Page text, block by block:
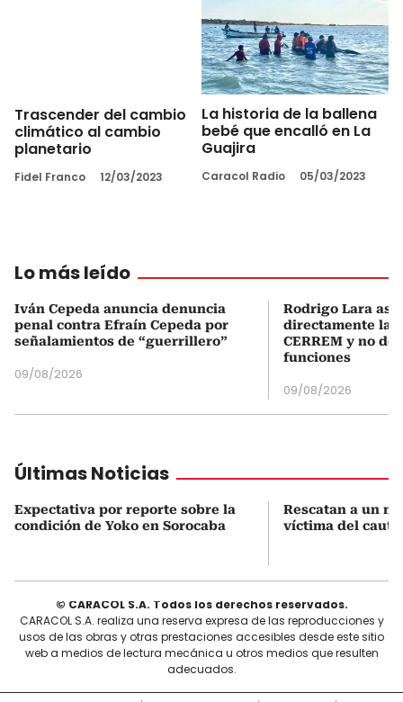
Trascender del cambio
climático al cambio
planetario
Fidel Franco 12/03/2023
La historia de la ballena
bebé que encalló en La
Guajira
Caracol Radio 05/03/2023
Lo más leído
Iván Cepeda anuncia denuncia
penal contra Efraín Cepeda por
señalamientos de “guerrillero”
09/08/2026
Rodrigo Lara
directamente la
CERREM y no
funciones
09/08/2026
Últimas Noticias
Expectativa por reporte sobre la
condición de Yoko en Sorocaba
Rescatan a un
víctima del
© CARACOL S.A. Todos los derechos reservados.
CARACOL S.A. realiza una reserva expresa de las reproducciones y
usos de las obras y otras prestaciones accesibles desde este sitio
web a medios de lectura mecánica u otros medios que resulten
adecuados.